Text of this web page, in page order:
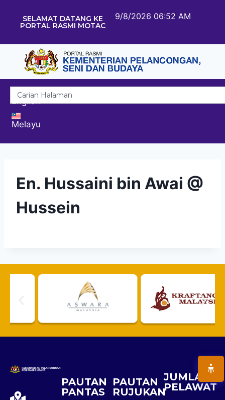
SELAMAT DATANG KE
PORTAL RASMI MOTAC
9/8/2026 06:52 AM
English
Melayu
En. Hussaini bin Awai @
Hussein
PAUTAN
PANTAS
PAUTAN
RUJUKAN
JUMLAH
PELAWAT